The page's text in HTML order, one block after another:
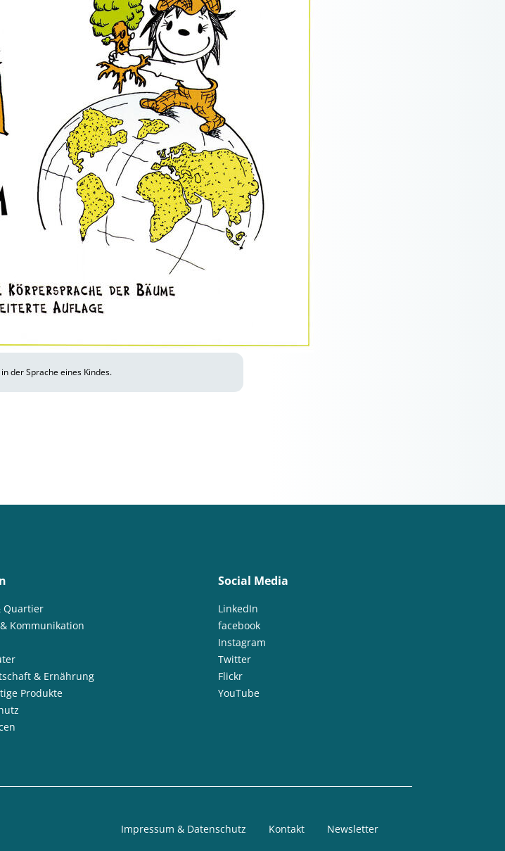
der Sprache eines Kindes.
Quartier
Kommunikation
& Ernährung
Produkte
Social Media
LinkedIn
facebook
Instagram
Twitter
Flickr
YouTube
Impressum & Datenschutz Kontakt Newsletter